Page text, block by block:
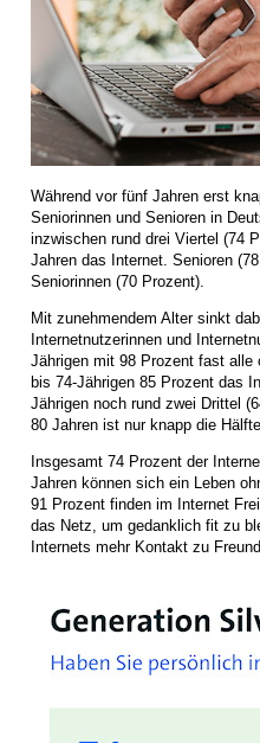
Während vor fünf Jahren erst
Seniorinnen und Senioren in
inzwischen rund drei Viertel (74
Jahren das Internet. Senioren
Seniorinnen (70 Prozent).
Mit zunehmendem Alter sinkt
Internetnutzerinnen und
Jährigen mit 98 Prozent fast alle
bis 74-Jährigen 85 Prozent das
Jährigen noch rund zwei Drittel
80 Jahren ist nur knapp die
Insgesamt 74 Prozent der
Jahren können sich ein Leben
91 Prozent finden im Internet
das Netz, um gedanklich fit zu
Internets mehr Kontakt zu